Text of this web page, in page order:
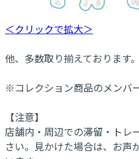
＜クリックで拡大＞
他、多数取り揃えております。
※コレクション商品のメンバ
【注意】
店舗内・周辺での滞留・トレ
さい。見かけた場合は、お声